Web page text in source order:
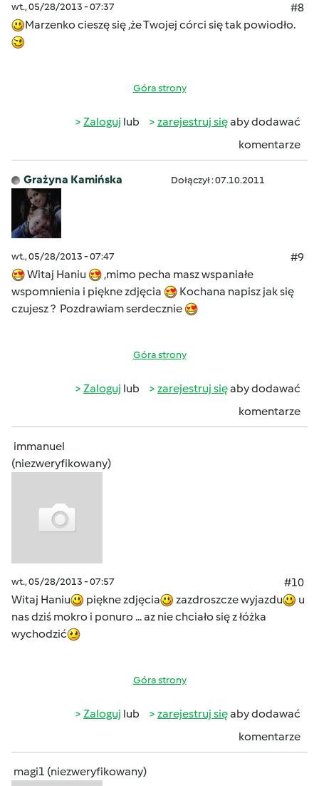
wt., 05/28/2013 - 07:37
#8
Marzenko cieszę się ,że Twojej córci się tak powiodło.
Góra strony
Zaloguj lub zarejestruj sięaby dodawać
komentarze
Grażyna Kamińska Dołączył : 07.10.2011
wt., 05/28/2013 - 07:47
#9
Witaj Haniu
,mimo pecha masz wspaniałe
wspomnienia i piękne zdjęcia
Kochana napisz jak się
czujesz ? Pozdrawiam serdecznie
Góra strony
Zaloguj lub zarejestruj sięaby dodawać
komentarze
immanuel
(niezweryfikowany)
wt., 05/28/2013 - 07:57
#10
Witaj Haniu
piękne zdjęcia zazdroszcze wyjazdu
u
nas dziś mokro i ponuro ... az nie chciało się z łóżka
wychodzić
Góra strony
Zaloguj lub zarejestruj sięaby dodawać
komentarze
magi1 (niezweryfikowany)